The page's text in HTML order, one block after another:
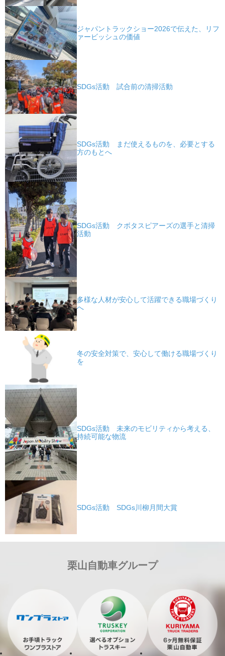
ジャパントラックショー2026で伝えた、リフ
ァービッシュの価値
SDGs活動 試合前の清掃活動
SDGs活動 まだ使えるものを、必要とする
方のもとへ
SDGs活動 クボタスピアーズの選手と清掃
活動
多様な人材が安心して活躍できる職場づくり
へ
冬の安全対策で、安心して働ける職場づくり
を
SDGs活動 未来のモビリティから考える、
持続可能な物流
SDGs活動 SDGs川柳月間大賞
栗山自動車グループ